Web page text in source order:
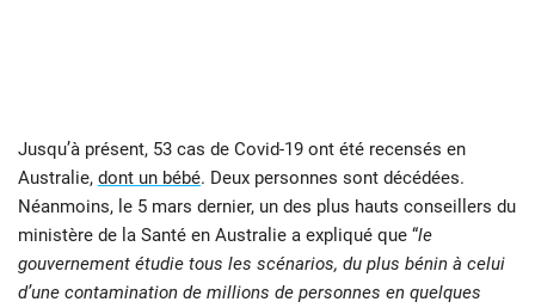
Jusqu’à présent, 53 cas de Covid-19 ont été recensés en
Australie, dont un bébé. Deux personnes sont décédées.
Néanmoins, le 5 mars dernier, un des plus hauts conseillers du
ministère de la Santé en Australie a expliqué que “le
gouvernement étudie tous les scénarios, du plus bénin à celui
d’une contamination de millions de personnes en quelques